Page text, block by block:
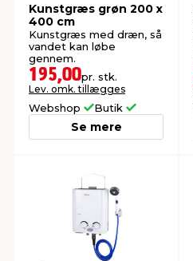
Kunstgræs grøn 200 x
400 cm
Kunstgræs med dræn, så
vandet kan løbe
gennem.
195,00pr. stk.
Lev. omk. tillægges
Webshop Butik
Se mere